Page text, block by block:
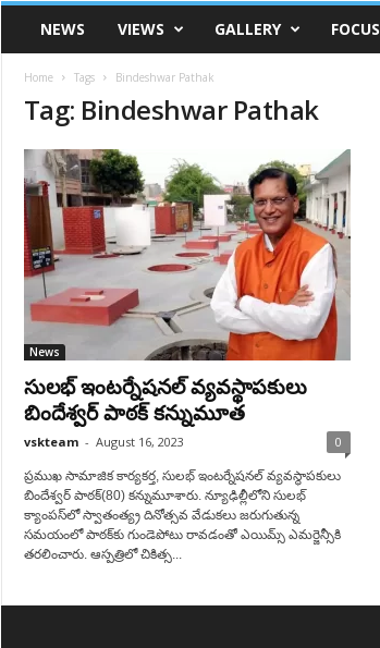
VSK
TelanganaNEWS VIEWS GALLERY FOCUS
Home Tags Bindeshwar Pathak
Tag: Bindeshwar Pathak
News
సులభ్ ఇంటర్నేషనల్ వ్యవస్థాపకులు
బిందేశ్వర్ పాఠక్ కన్నుమూత‌
vskteam - August 16, 2023 0
ప్రముఖ సామాజిక కార్యకర్త, సులభ్ ఇంటర్నేషనల్ వ్యవస్థాపకులు
బిందేశ్వర్ పాఠక్(80) కన్నుమూశారు. న్యూఢిల్లీలోని సులభ్
క్యాంపస్‌లో స్వాతంత్య్ర‌ దినోత్సవ వేడుకలు జరుగుతున్న
సమయంలో పాఠక్‌కు గుండెపోటు రావడంతో ఎయిమ్స్ ఎమర్జెన్సీకి
తరలించారు. ఆస్పత్రిలో చికిత్స...